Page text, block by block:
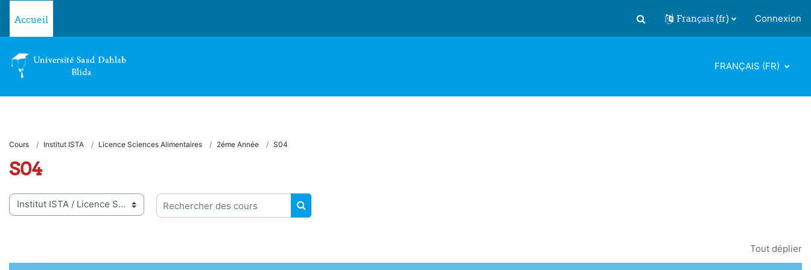
Accueil
Activer/désactiver la saisie de
Français ‎(fr)‎ Connexion
FRANÇAIS ‎(FR)‎
Cours Institut ISTA Licence Sciences Alimentaires 2éme Année S04
S04
de cours
Rechercher des cours
RECHERCHER DES COURS
Tout déplier